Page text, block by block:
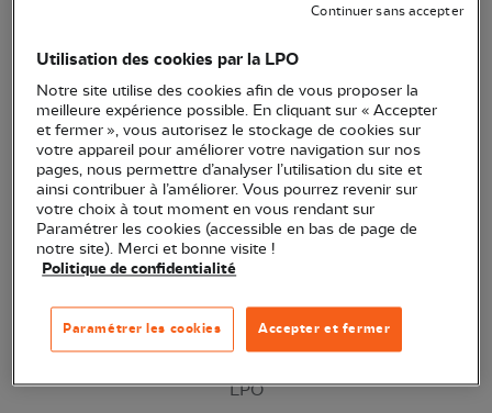
comptent les oiseaux d'eau (limicoles, oies et
canards) qui stationnent en baie de Bourgneuf
(autour du passage du Gois).
LPO
Utilisation des cookies par la LPO
Notre site utilise des cookies afin de vous proposer la
meilleure expérience possible. En cliquant sur « Accepter
et fermer », vous autorisez le stockage de cookies sur
votre appareil pour améliorer votre navigation sur nos
pages, nous permettre d’analyser l’utilisation du site et
ainsi contribuer à l’améliorer. Vous pourrez revenir sur
votre choix à tout moment en vous rendant sur
Paramétrer les cookies (accessible en bas de page de
notre site). Merci et bonne visite !
Politique de confidentialité
Accepter et fermer
Paramétrer les cookies
Continuer sans accepter